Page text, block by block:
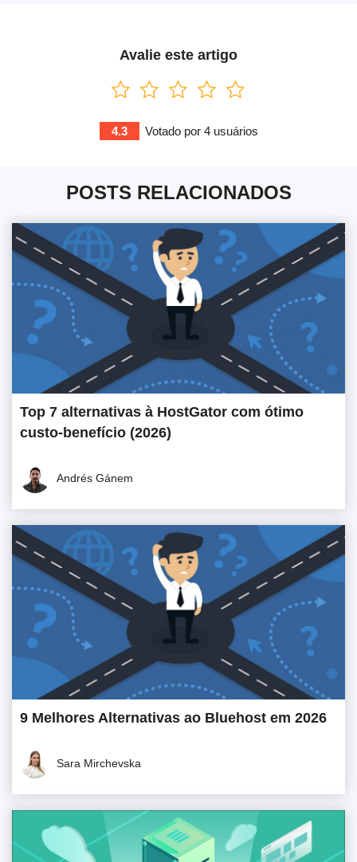
Avalie este artigo
4.3 Votado por 4usuários
POSTS RELACIONADOS
Top 7 alternativas à HostGator com ótimo
custo-benefício (2026)
Andrés Gánem
9 Melhores Alternativas ao Bluehost em 2026
Sara Mirchevska